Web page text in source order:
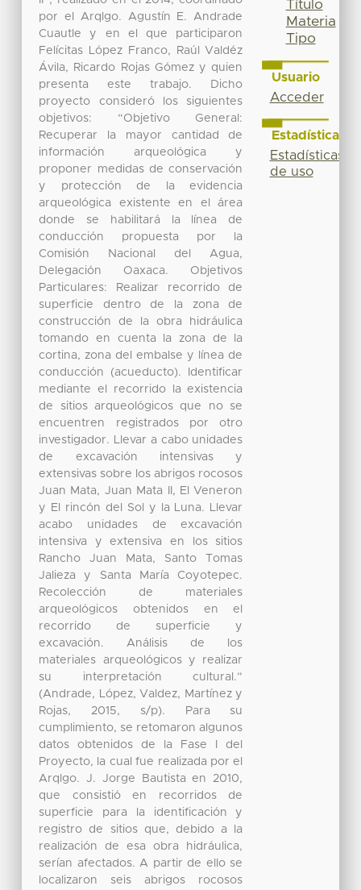
por el Arqlgo. Agustín E. Andrade
Cuautle y en el que participaron
Felícitas López Franco, Raúl Valdéz
Ávila, Ricardo Rojas Gómez y quien
presenta este trabajo. Dicho
proyecto consideró los siguientes
objetivos: “Objetivo General:
Recuperar la mayor cantidad de
información arqueológica y
proponer medidas de conservación
y protección de la evidencia
arqueológica existente en el área
donde se habilitará la línea de
conducción propuesta por la
Comisión Nacional del Agua,
Delegación Oaxaca. Objetivos
Particulares: Realizar recorrido de
superficie dentro de la zona de
construcción de la obra hidráulica
tomando en cuenta la zona de la
cortina, zona del embalse y línea de
conducción (acueducto). Identificar
mediante el recorrido la existencia
de sitios arqueológicos que no se
encuentren registrados por otro
investigador. Llevar a cabo unidades
de excavación intensivas y
extensivas sobre los abrigos rocosos
Juan Mata, Juan Mata II, El Veneron
y El rincón del Sol y la Luna. Llevar
acabo unidades de excavación
intensiva y extensiva en los sitios
Rancho Juan Mata, Santo Tomas
Jalieza y Santa María Coyotepec.
Recolección de materiales
arqueológicos obtenidos en el
recorrido de superficie y
excavación. Análisis de los
materiales arqueológicos y realizar
su interpretación cultural.”
(Andrade, López, Valdez, Martínez y
Rojas, 2015, s/p). Para su
cumplimiento, se retomaron algunos
datos obtenidos de la Fase I del
Proyecto, la cual fue realizada por el
Arqlgo. J. Jorge Bautista en 2010,
que consistió en recorridos de
superficie para la identificación y
registro de sitios que, debido a la
realización de esa obra hidráulica,
serían afectados. A partir de ello se
localizaron seis abrigos rocosos
Título
Materia
Tipo
Usuario
Acceder
Estadísticas
Estadísticas
de uso